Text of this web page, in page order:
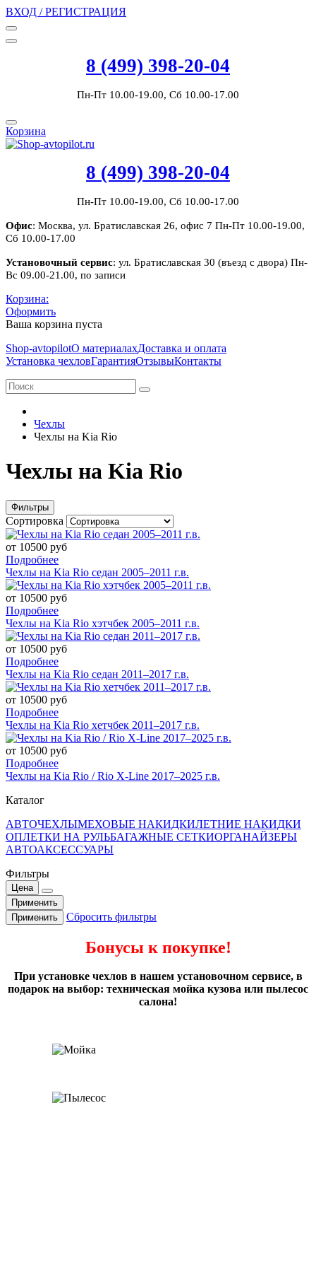
ВХОД / РЕГИСТРАЦИЯ
8 (499) 398-20-04
Пн-Пт 10.00-19.00, Сб 10.00-17.00
Корзина
8 (499) 398-20-04
Пн-Пт 10.00-19.00, Сб 10.00-17.00
Офис: Москва, ул. Братиславская 26, офис 7 Пн-Пт 10.00-19.00,
Сб 10.00-17.00
Установочный сервис: ул. Братиславская 30 (въезд с двора) Пн-
Вс 09.00-21.00, по записи
Корзина:
Оформить
Ваша корзина пуста
Shop-avtopilotО материалахДоставка и оплата
Установка чехловГарантияОтзывыКонтакты
Чехлы
Чехлы на Kia Rio
Чехлы на Kia Rio
Фильтры
Сортировка
от 10500 руб
Подробнее
Чехлы на Kia Rio седан 2005–2011 г.в.
от 10500 руб
Подробнее
Чехлы на Kia Rio хэтчбек 2005–2011 г.в.
от 10500 руб
Подробнее
Чехлы на Kia Rio седан 2011–2017 г.в.
от 10500 руб
Подробнее
Чехлы на Kia Rio хетчбек 2011–2017 г.в.
от 10500 руб
Подробнее
Чехлы на Kia Rio / Rio X-Line 2017–2025 г.в.
Каталог
АВТОЧЕХЛЫМЕХОВЫЕ НАКИДКИЛЕТНИЕ НАКИДКИ
ОПЛЕТКИ НА РУЛЬБАГАЖНЫЕ СЕТКИОРГАНАЙЗЕРЫ
АВТОАКСЕССУАРЫ
Фильтры
Цена
Применить
Применить
Сбросить фильтры
Бонусы к покупке!
При установке чехлов в нашем установочном сервисе, в
подарок на выбор: техническая мойка кузова или пылесос
салона!